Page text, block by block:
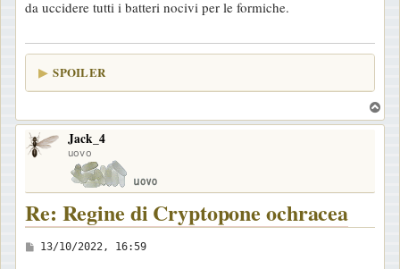
o
da uccidere tutti i batteri nocivi per le formiche.
SPOILER
o
Jack_4
uovo
Re: Regine di Cryptopone ochracea
M
13/10/2022, 16:59